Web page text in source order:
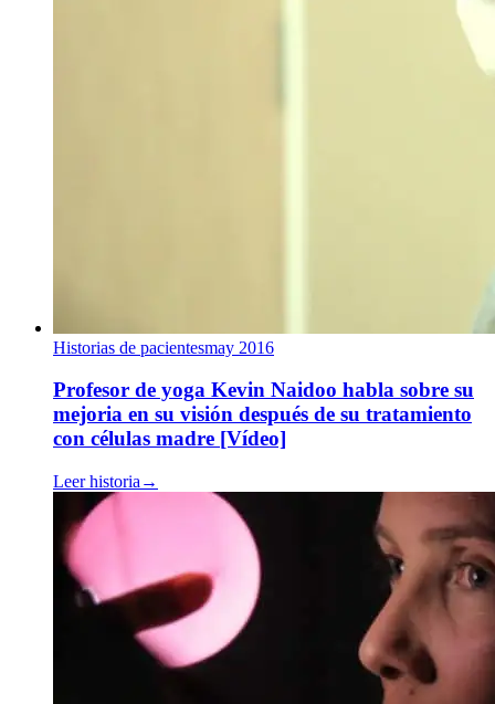
Historias de pacientesmay 2016
Profesor de yoga Kevin Naidoo habla sobre su
mejoria en su visión después de su tratamiento
con células madre [Vídeo]
Leer historia →